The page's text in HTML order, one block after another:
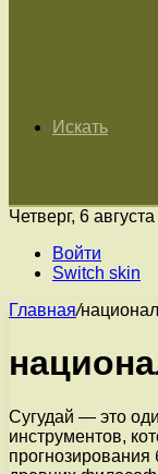
Искать
Четверг, 6
Войти
Switch skin
Главная/
Сугудай — это
инструментов,